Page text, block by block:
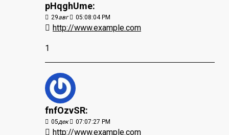
pHqghUme:
29авг 05:08:04 PM
http://www.example.com
1
fnfOzvSR:
05дек 07:07:27 PM
http://www.example.com